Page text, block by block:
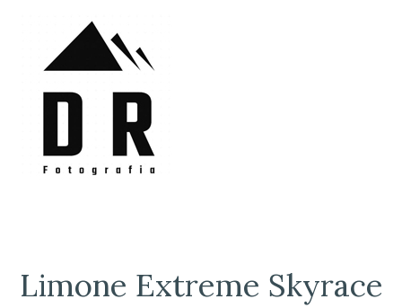
Limone Extreme Skyrace